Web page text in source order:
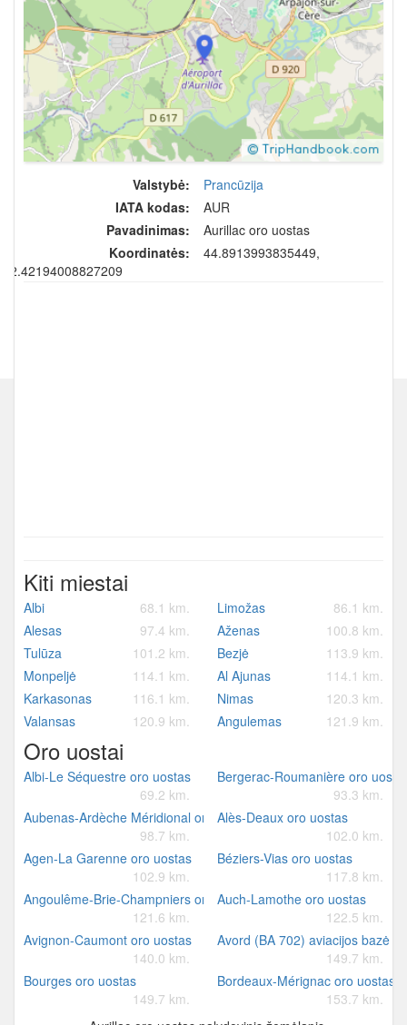
Valstybė:
Prancūzija
IATA kodas:
AUR
Pavadinimas:
Aurillac oro uostas
Koordinatės:
44.8913993835449,
2.42194008827209
Kiti miestai
Albi 68.1 km. Limožas
86.1 km.
Alesas
97.4 km. Aženas
100.8 km.
Tulūza
101.2 km. Bezjė
113.9 km.
Monpeljė
114.1 km. Al Ajunas
114.1 km.
Karkasonas
116.1 km. Nimas
120.3 km.
Valansas
120.9 km. Angulemas 121.9 km.
Oro uostai
Albi-Le Séquestre oro uostas
69.2 km.
Bergerac-Roumanière oro
93.3 km.
Aubenas-Ardèche Méridional oro uostas
98.7 km.
Alès-Deaux oro uostas
102.0 km.
Agen-La Garenne oro uostas
102.9 km.
Béziers-Vias oro uostas
117.8 km.
Angoulême-Brie-Champniers oro uostas
121.6 km.
Auch-Lamothe oro uostas
122.5 km.
Avignon-Caumont oro uostas
140.0 km.
Avord (BA 702) aviacijos bazė
149.7 km.
Bourges oro uostas
149.7 km.
Bordeaux-Mérignac oro uostas
153.7 km.